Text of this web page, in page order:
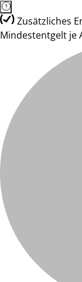
Zusätzliches
Mindestentgelt je